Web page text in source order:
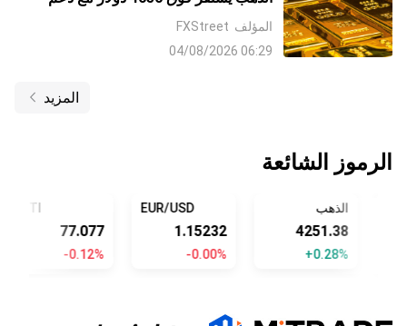
رهانات رفع الفائدة من جانب البنك
المؤلف FXStreet
06:29 04/08/2026
المزيد
الرموز الشائعة
الذهب
4251.38
+0.28%
EUR/USD
1.15232
-0.00%
WTI
77.075
-0.12%